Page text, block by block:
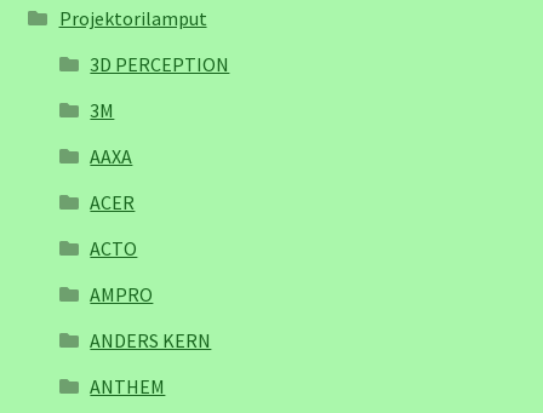
Projektorilamput
3D PERCEPTION
3M
AAXA
ACER
ACTO
AMPRO
ANDERS KERN
ANTHEM